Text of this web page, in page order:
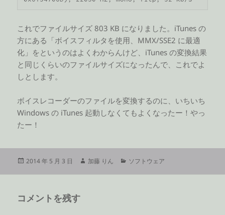
これでファイルサイズ 803 KB になりました。iTunes の
方にある「ボイスフィルタを使用、MMX/SSE2 に最適
化」をというのはよくわからんけど、iTunes の変換結果
と同じくらいのファイルサイズになったんで、これでよ
しとします。
ボイスレコーダーのファイルを変換するのに、いちいち
Windows の iTunes 起動しなくてもよくなったー！やっ
たー！
投
2014 年 5 月 3 日
作
加藤 りん
カ
ソフトウェア
コメントを残す